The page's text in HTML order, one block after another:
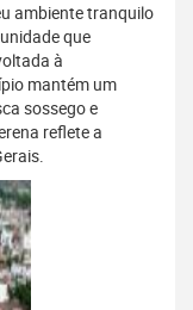
ambiente tranquilo
que
à
mantém um
sossego e
reflete a